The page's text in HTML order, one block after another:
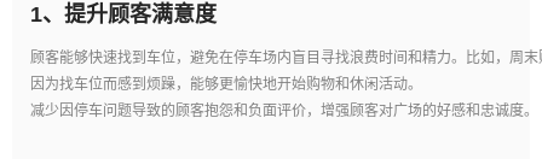
1、 提升顾客满意度
顾客能够快速找到车位，避免在停车场内盲目寻找浪费时间和精力。比如，周
因为找车位而感到烦躁，能够更愉快地开始购物和休闲活动。
减少因停车问题导致的顾客抱怨和负面评价，增强顾客对广场的好感和忠诚度。